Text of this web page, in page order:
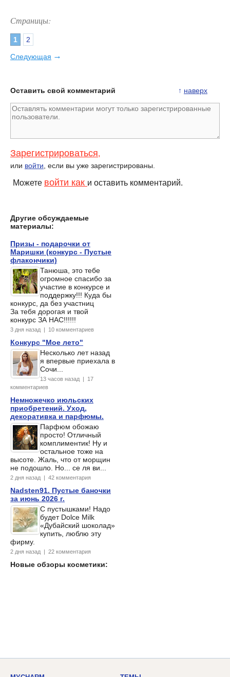
Страницы:
1 2
Следующая →
↑ наверх
Оставить свой комментарий
Зарегистрироваться,
или войти, если вы уже зарегистрированы.
Можете войти как и оставить комментарий.
Другие обсуждаемые
материалы:
Призы - подарочки от
Маришки (конкурс - Пустые
флакончики)
Танюша, это тебе
огромное спасибо за
участие в конкурсе и
поддержку!!! Куда бы
конкурс, да без участниц
За тебя дорогая и твой
конкурс ЗА НАС!!!!!!
3 дня назад | 10 комментариев
Конкурс "Мое лето"
Несколько лет назад
я впервые приехала в
Сочи...
13 часов назад | 17
комментариев
Немножечко июльских
приобретений. Уход,
декоративка и парфюмы.
Парфюм обожаю
просто! Отличный
комплиментик! Ну и
остальное тоже на
высоте. Жаль, что от морщин
не подошло. Но... се ля ви...
2 дня назад | 42 комментария
Nadsten91. Пустые баночки
за июнь 2026 г.
С пустышками! Надо
будет Dolce Milk
«Дубайский шоколад»
купить, люблю эту
фирму.
2 дня назад | 22 комментария
Новые обзоры косметики: